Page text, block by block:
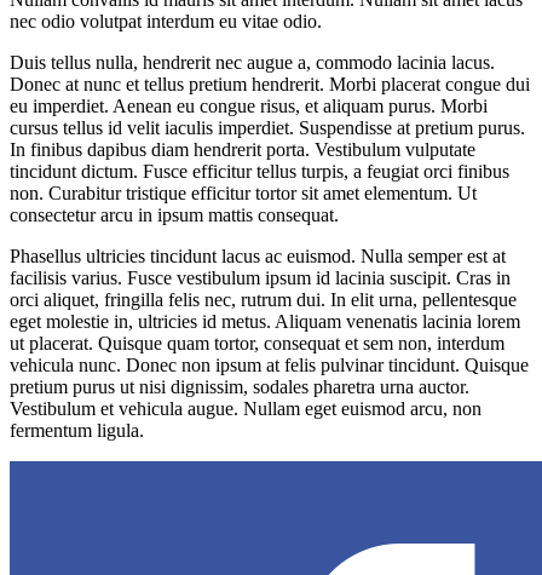
nec odio volutpat interdum eu vitae odio.
Duis tellus nulla, hendrerit nec augue a, commodo lacinia lacus.
Donec at nunc et tellus pretium hendrerit. Morbi placerat congue dui
eu imperdiet. Aenean eu congue risus, et aliquam purus. Morbi
cursus tellus id velit iaculis imperdiet. Suspendisse at pretium purus.
In finibus dapibus diam hendrerit porta. Vestibulum vulputate
tincidunt dictum. Fusce efficitur tellus turpis, a feugiat orci finibus
non. Curabitur tristique efficitur tortor sit amet elementum. Ut
consectetur arcu in ipsum mattis consequat.
Phasellus ultricies tincidunt lacus ac euismod. Nulla semper est at
facilisis varius. Fusce vestibulum ipsum id lacinia suscipit. Cras in
orci aliquet, fringilla felis nec, rutrum dui. In elit urna, pellentesque
eget molestie in, ultricies id metus. Aliquam venenatis lacinia lorem
ut placerat. Quisque quam tortor, consequat et sem non, interdum
vehicula nunc. Donec non ipsum at felis pulvinar tincidunt. Quisque
pretium purus ut nisi dignissim, sodales pharetra urna auctor.
Vestibulum et vehicula augue. Nullam eget euismod arcu, non
fermentum ligula.